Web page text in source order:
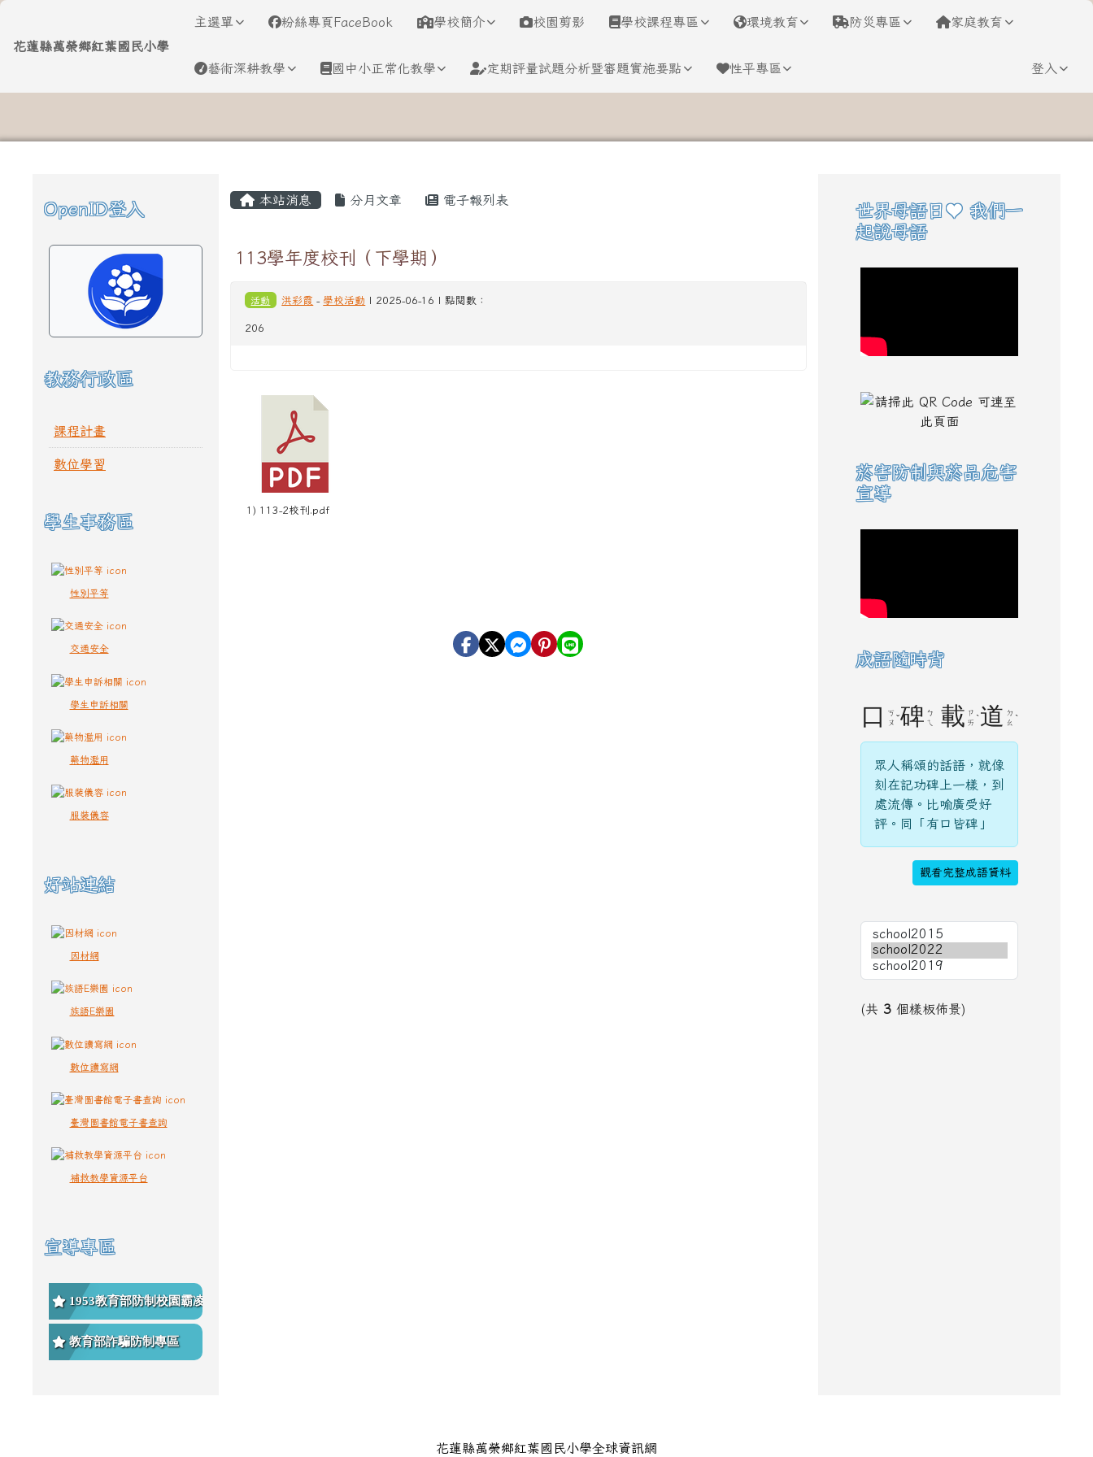
花蓮縣萬榮鄉紅葉國民小學
花蓮縣萬榮鄉紅葉國民小學
主選單 粉絲專頁FaceBook 學校簡介 校園剪影 學校課程專區 環境教育 防災專區 家庭教育
藝術深耕教學 國中小正常化教學 定期評量試題分析暨審題實施要點 性平專區 登入
左邊區域內容
OpenID登入
教務行政區
課程計畫
數位學習
學生事務區
性別平等
交通安全
學生申訴相關
藥物濫用
服裝儀容
好站連結
因材網
族語E樂園
數位讀寫網
臺灣圖書館電子書查詢
補救教學資源平台
宣導專區
1953教育部防制校園霸凌專
區
教育部詐騙防制專區
主內容區域
本站消息 分月文章 電子報列表
113學年度校刊（下學期）
活動 洪彩霞 - 學校活動 | 2025-06-16 | 點閱數：
206
1) 113-2校刊.pdf
右邊區域內容
世界母語日♥ 我們一
起說母語
菸害防制與菸品危害
宣導
成語隨時背
口
ㄎ
ㄡ ˇ碑 ㄅ
ㄟ
載 ㄗ
ㄞ ˋ道 ㄉ
ㄠ ˋ
眾人稱頌的話語，就像
刻在記功碑上一樣，到
處流傳。比喻廣受好
評。同「有口皆碑」
觀看完整成語資料
(共 3 個樣板佈景)
花蓮縣萬榮鄉紅葉國民小學全球資訊網